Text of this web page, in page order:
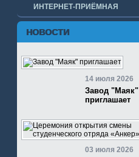
ИНТЕРНЕТ-ПРИЁМНАЯ
НОВОСТИ
14 июля 2026
Завод "Маяк"
приглашает
03 июля 2026